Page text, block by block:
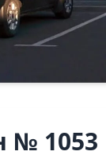
№ 1053